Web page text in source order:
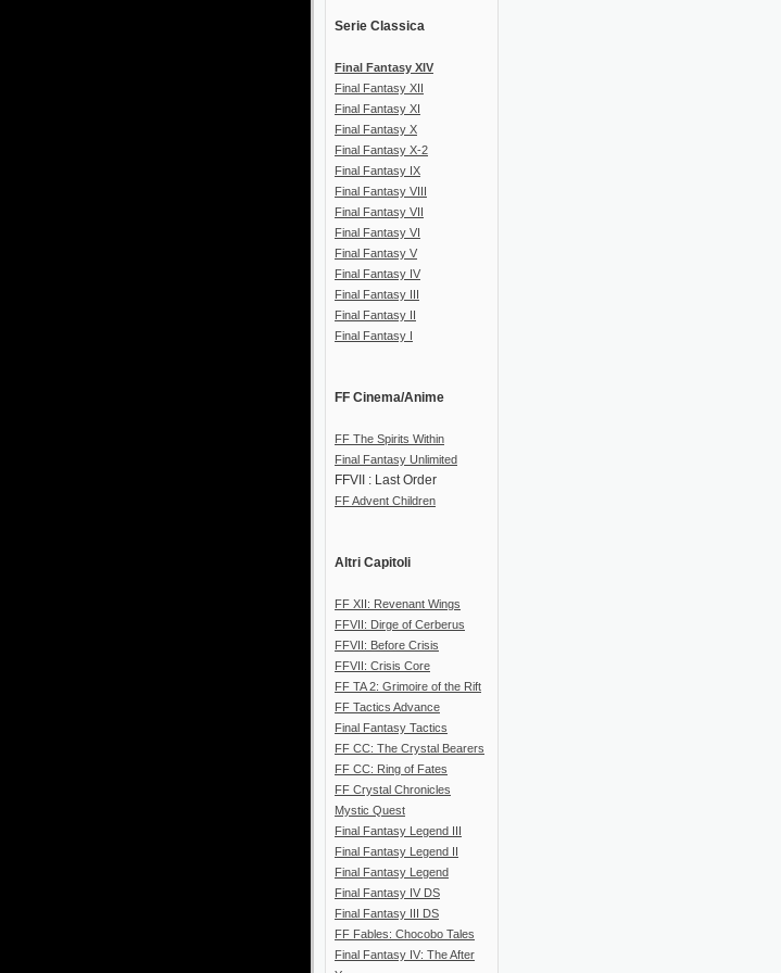
Serie Classica
Final Fantasy XIV
Final Fantasy XII
Final Fantasy XI
Final Fantasy X
Final Fantasy X-2
Final Fantasy IX
Final Fantasy VIII
Final Fantasy VII
Final Fantasy VI
Final Fantasy V
Final Fantasy IV
Final Fantasy III
Final Fantasy II
Final Fantasy I
FF Cinema/Anime
FF The Spirits Within
Final Fantasy Unlimited
FFVII : Last Order
FF Advent Children
Altri Capitoli
FF XII: Revenant Wings
FFVII: Dirge of Cerberus
FFVII: Before Crisis
FFVII: Crisis Core
FF TA 2: Grimoire of the Rift
FF Tactics Advance
Final Fantasy Tactics
FF CC: The Crystal Bearers
FF CC: Ring of Fates
FF Crystal Chronicles
Mystic Quest
Final Fantasy Legend III
Final Fantasy Legend II
Final Fantasy Legend
Final Fantasy IV DS
Final Fantasy III DS
FF Fables: Chocobo Tales
Final Fantasy IV: The After